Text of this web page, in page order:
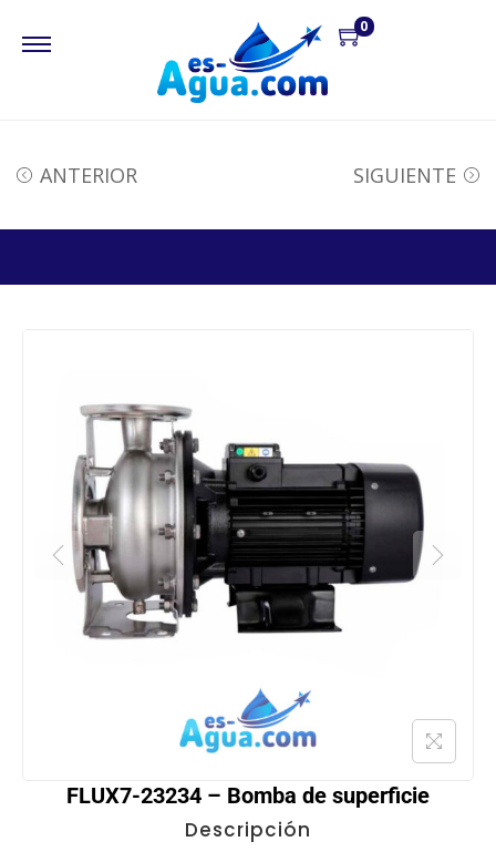
0
ANTERIOR SIGUIENTE
FLUX7-23234 – Bomba de superficie
Descripción